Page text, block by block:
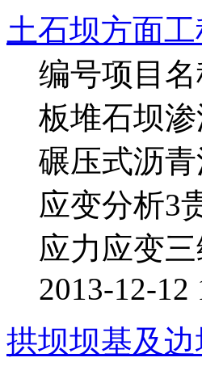
土石坝方面
编号项目
板堆石坝
碾压式沥
应变分析3
应力应变三
2013-12-12
拱坝坝基及